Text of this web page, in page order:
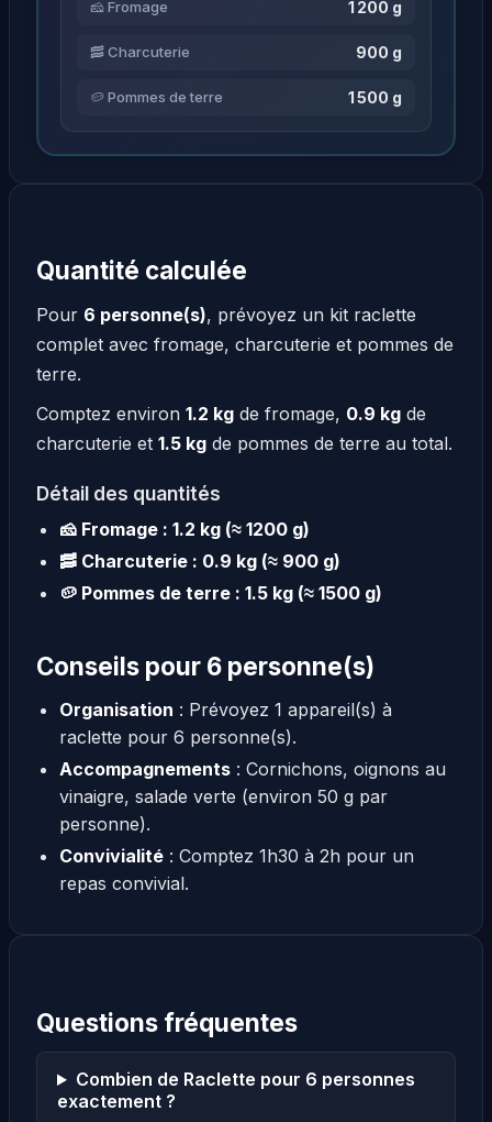
🧀 Fromage 1 200 g
🥓 Charcuterie 900 g
🥔 Pommes de terre 1 500 g
Quantité calculée
Pour 6 personne(s), prévoyez un kit raclette
complet avec fromage, charcuterie et pommes de
terre.
Comptez environ 1.2 kg de fromage, 0.9 kg de
charcuterie et 1.5 kg de pommes de terre au total.
Détail des quantités
🧀 Fromage : 1.2 kg (≈ 1200 g)
🥓 Charcuterie : 0.9 kg (≈ 900 g)
🥔 Pommes de terre : 1.5 kg (≈ 1500 g)
Conseils pour 6 personne(s)
Organisation : Prévoyez 1 appareil(s) à
raclette pour 6 personne(s).
Accompagnements: Cornichons, oignons au
vinaigre, salade verte (environ 50 g par
personne).
Convivialité: Comptez 1h30 à 2h pour un
repas convivial.
Questions fréquentes
Combien de Raclette pour 6 personnes
exactement ?